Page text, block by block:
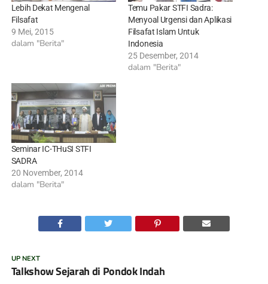
Lebih Dekat Mengenal
Filsafat
9 Mei, 2015
dalam "Berita"
Temu Pakar STFI Sadra:
Menyoal Urgensi dan Aplikasi
Filsafat Islam Untuk
Indonesia
25 Desember, 2014
dalam "Berita"
Seminar IC-THuSI STFI
SADRA
20 November, 2014
dalam "Berita"
UP NEXT
Talkshow Sejarah di Pondok Indah